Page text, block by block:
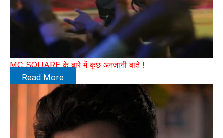
MC SQUARE के बारे में कुछ अनजानी बाते !
Read More